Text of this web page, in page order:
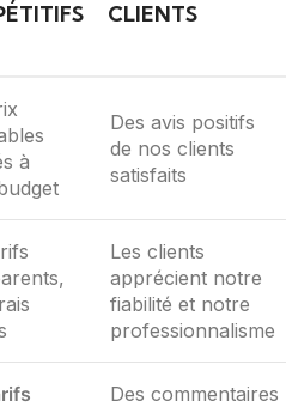
CLIENTS
à
Des avis positifs
de nos clients
satisfaits
Les clients
apprécient notre
fiabilité et notre
professionnalisme
Des commentaires